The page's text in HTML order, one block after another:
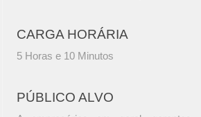
CARGA HORÁRIA
5 Horas e 10 Minutos
PÚBLICO ALVO